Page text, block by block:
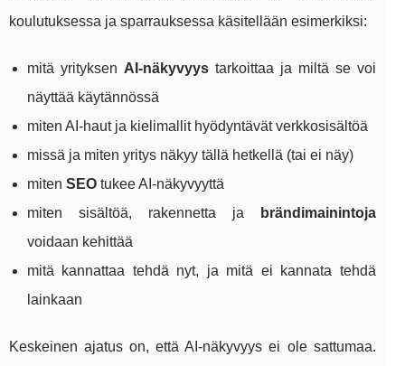
koulutuksessa ja sparrauksessa käsitellään esimerkiksi:
mitä yrityksen AI-näkyvyystarkoittaa ja miltä se voi
näyttää käytännössä
miten AI-haut ja kielimallit hyödyntävät verkkosisältöä
missä ja miten yritys näkyy tällä hetkellä (tai ei näy)
miten SEO tukee AI-näkyvyyttä
miten sisältöä, rakennetta ja
brändimainintoja
voidaan kehittää
mitä kannattaa tehdä nyt, ja mitä ei kannata tehdä
lainkaan
Keskeinen ajatus on, että AI-näkyvyys ei ole sattumaa.